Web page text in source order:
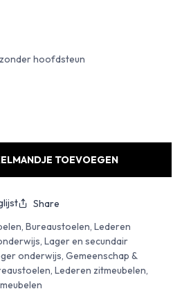
zonder hoofdsteun
TOEVOEGEN
Share
Bureaustoelen, Lederen
Lager en secundair
onderwijs, Gemeenschap &
Lederen zitmeubelen,